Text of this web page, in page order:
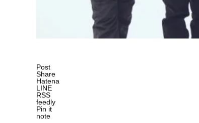
Post
Share
Hatena
LINE
RSS
feedly
Pin it
note